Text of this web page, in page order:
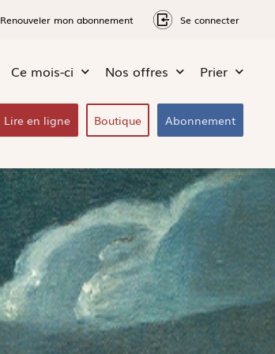
Renouveler mon abonnement Se connecter
Ce mois-ci Nos offres Prier
Lire en ligne Boutique Abonnement